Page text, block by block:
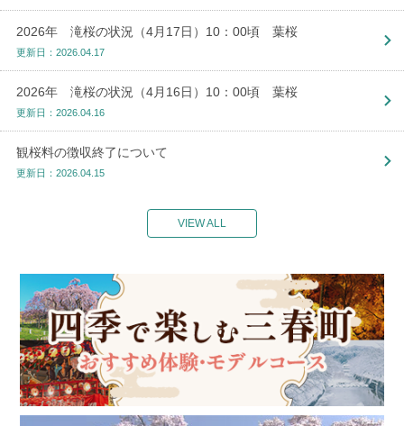
2026年 滝桜の状況（4月17日）10：00頃 葉桜
更新日：2026.04.17
2026年 滝桜の状況（4月16日）10：00頃 葉桜
更新日：2026.04.16
観桜料の徴収終了について
更新日：2026.04.15
VIEW ALL